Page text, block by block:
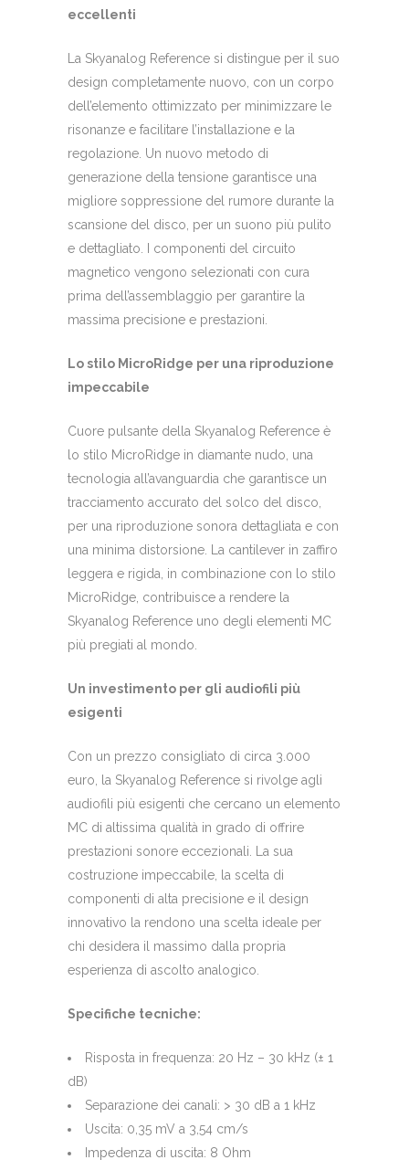
eccellenti
La Skyanalog Reference si distingue per il suo
design completamente nuovo, con un corpo
dell’elemento ottimizzato per minimizzare le
risonanze e facilitare l’installazione e la
regolazione. Un nuovo metodo di
generazione della tensione garantisce una
migliore soppressione del rumore durante la
scansione del disco, per un suono più pulito
e dettagliato. I componenti del circuito
magnetico vengono selezionati con cura
prima dell’assemblaggio per garantire la
massima precisione e prestazioni.
Lo stilo MicroRidge per una riproduzione
impeccabile
Cuore pulsante della Skyanalog Reference è
lo stilo MicroRidge in diamante nudo, una
tecnologia all’avanguardia che garantisce un
tracciamento accurato del solco del disco,
per una riproduzione sonora dettagliata e con
una minima distorsione. La cantilever in zaffiro
leggera e rigida, in combinazione con lo stilo
MicroRidge, contribuisce a rendere la
Skyanalog Reference uno degli elementi MC
più pregiati al mondo.
Un investimento per gli audiofili più
esigenti
Con un prezzo consigliato di circa 3.000
euro, la Skyanalog Reference si rivolge agli
audiofili più esigenti che cercano un elemento
MC di altissima qualità in grado di offrire
prestazioni sonore eccezionali. La sua
costruzione impeccabile, la scelta di
componenti di alta precisione e il design
innovativo la rendono una scelta ideale per
chi desidera il massimo dalla propria
esperienza di ascolto analogico.
Specifiche tecniche:
Risposta in frequenza: 20 Hz – 30 kHz (± 1
dB)
Separazione dei canali: > 30 dB a 1 kHz
Uscita: 0,35 mV a 3,54 cm/s
Impedenza di uscita: 8 Ohm